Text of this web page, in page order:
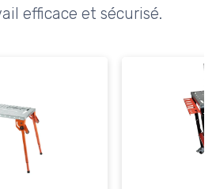
efficace et sécurisé.